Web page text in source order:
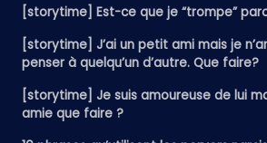
[storytime] Est-ce que je “trompe”
[storytime] J’ai un petit ami mais je
penser à quelqu’un d’autre. Que faire?
[storytime] Je suis amoureuse de lui
amie que faire ?